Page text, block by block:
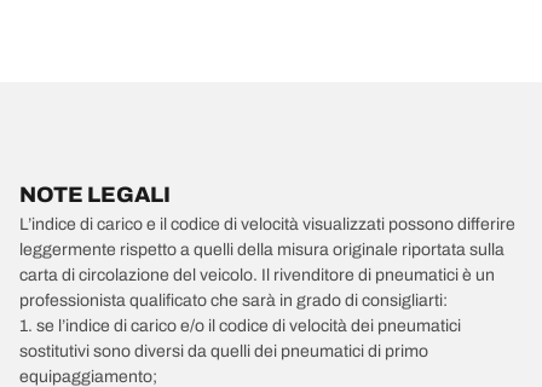
NOTE LEGALI
L’indice di carico e il codice di velocità visualizzati possono differire
leggermente rispetto a quelli della misura originale riportata sulla
carta di circolazione del veicolo. Il rivenditore di pneumatici è un
professionista qualificato che sarà in grado di consigliarti:
1. se l’indice di carico e/o il codice di velocità dei pneumatici
sostitutivi sono diversi da quelli dei pneumatici di primo
equipaggiamento;